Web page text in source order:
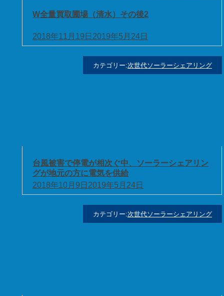
W全量買取圃場（清水）その後2
2018年11月19日 2019年5月24日
カテゴリー:次世代ソーラーシェアリング
台風被害で停電が相次ぐ中、ソーラーシェアリン
グが地元の方に電気を供給
2018年10月9日 2019年5月24日
カテゴリー:次世代ソーラーシェアリング